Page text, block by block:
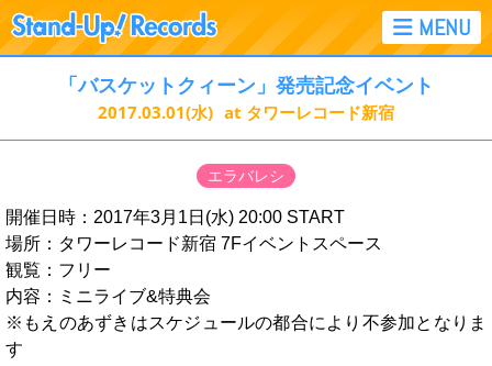
「バスケットクィーン」発売記念イベント
2017.03.01(水) at タワーレコード新宿
エラバレシ
開催日時：2017年3月1日(水) 20:00 START
場所：タワーレコード新宿 7Fイベントスペース
観覧：フリー
内容：ミニライブ&特典会
※もえのあずきはスケジュールの都合により不参加となりま
す